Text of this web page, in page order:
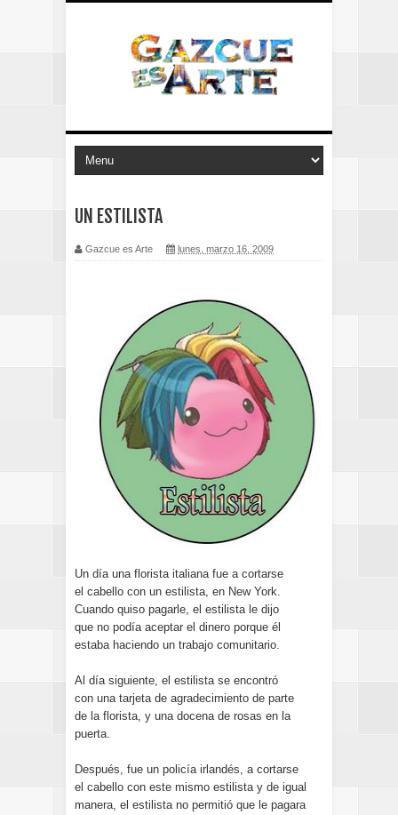
UN ESTILISTA
Gazcue es Arte lunes, marzo 16, 2009
Un día una florista italiana fue a cortarse
el cabello con un estilista, en New York.
Cuando quiso pagarle, el estilista le dijo
que no podía aceptar el dinero porque él
estaba haciendo un trabajo comunitario.
Al día siguiente, el estilista se encontró
con una tarjeta de agradecimiento de parte
de la florista, y una docena de rosas en la
puerta.
Después, fue un policía irlandés, a cortarse
el cabello con este mismo estilista y de igual
manera, el estilista no permitió que le pagara